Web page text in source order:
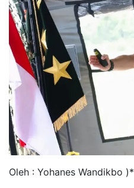
Oleh : Yohanes Wandikbo )*